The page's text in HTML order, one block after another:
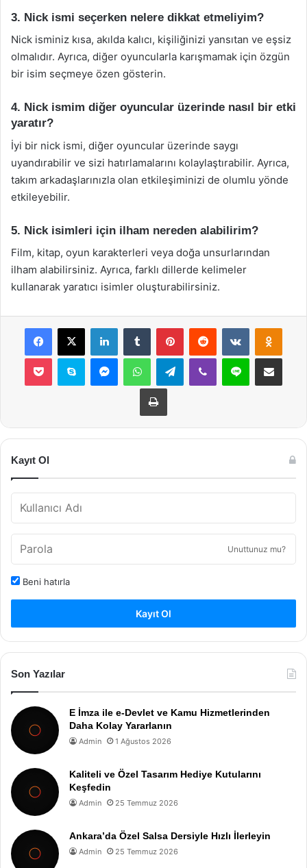
3. Nick ismi seçerken nelere dikkat etmeliyim?
Nick isminiz kısa, akılda kalıcı, kişiliğinizi yansıtan ve eşsiz
olmalıdır. Ayrıca, diğer oyuncularla karışmamak için özgün
bir isim seçmeye özen gösterin.
4. Nick ismim diğer oyuncular üzerinde nasıl bir etki
yaratır?
İyi bir nick ismi, diğer oyuncular üzerinde saygı
uyandırabilir ve sizi hatırlamalarını kolaylaştırabilir. Ayrıca,
takım arkadaşlarınızla olan etkileşiminizi de olumlu yönde
etkileyebilir.
5. Nick isimleri için ilham nereden alabilirim?
Film, kitap, oyun karakterleri veya doğa unsurlarından
ilham alabilirsiniz. Ayrıca, farklı dillerde kelimeler
kullanarak yaratıcı isimler oluşturabilirsiniz.
Facebook
X LinkedInTumblr PinterestReddit VKontakte
Pocket Skype MessengerWhatsAppTelegramViber Line E-Posta ile
Yazdır
Kayıt Ol
Unuttunuz mu?
Beni hatırla
Kayıt Ol
Son Yazılar
E İmza ile e-Devlet ve Kamu Hizmetlerinden
Daha Kolay Yararlanın
Admin 1 Ağustos 2026
Kaliteli ve Özel Tasarım Hediye Kutularını
Keşfedin
Admin 25 Temmuz 2026
Ankara’da Özel Salsa Dersiyle Hızlı İlerleyin
Admin 25 Temmuz 2026